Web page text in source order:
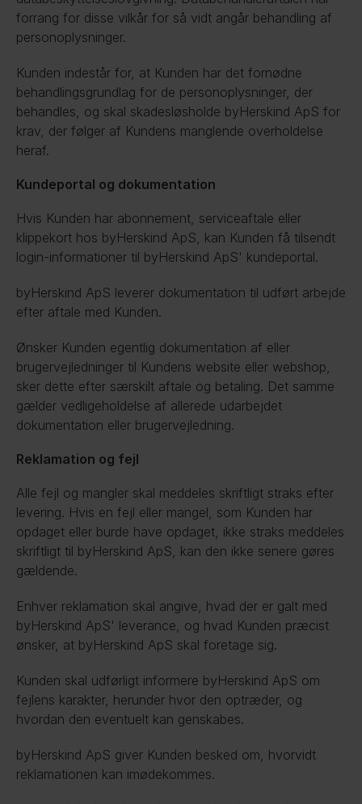
forrang for disse vilkår for så vidt angår behandling af
personoplysninger.
Kunden indestår for, at Kunden har det fornødne
behandlingsgrundlag for de personoplysninger, der
behandles, og skal skadesløsholde byHerskind ApS for
krav, der følger af Kundens manglende overholdelse
heraf.
Kundeportal og dokumentation
Hvis Kunden har abonnement, serviceaftale eller
klippekort hos byHerskind ApS, kan Kunden få tilsendt
login-informationer til byHerskind ApS' kundeportal.
byHerskind ApS leverer dokumentation til udført arbejde
efter aftale med Kunden.
Ønsker Kunden egentlig dokumentation af eller
brugervejledninger til Kundens website eller webshop,
sker dette efter særskilt aftale og betaling. Det samme
gælder vedligeholdelse af allerede udarbejdet
dokumentation eller brugervejledning.
Reklamation og fejl
Alle fejl og mangler skal meddeles skriftligt straks efter
levering. Hvis en fejl eller mangel, som Kunden har
opdaget eller burde have opdaget, ikke straks meddeles
skriftligt til byHerskind ApS, kan den ikke senere gøres
gældende.
Enhver reklamation skal angive, hvad der er galt med
byHerskind ApS' leverance, og hvad Kunden præcist
ønsker, at byHerskind ApS skal foretage sig.
Kunden skal udførligt informere byHerskind ApS om
fejlens karakter, herunder hvor den optræder, og
hvordan den eventuelt kan genskabes.
byHerskind ApS giver Kunden besked om, hvorvidt
reklamationen kan imødekommes.